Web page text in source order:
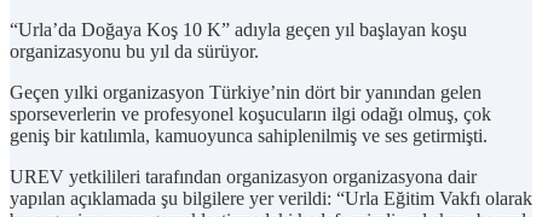
“Urla’da Doğaya Koş 10 K” adıyla geçen yıl başlayan koşu
organizasyonu bu yıl da sürüyor.
Geçen yılki organizasyon Türkiye’nin dört bir yanından gelen
sporseverlerin ve profesyonel koşucuların ilgi odağı olmuş, çok
geniş bir katılımla, kamuoyunca sahiplenilmiş ve ses getirmişti.
UREV yetkilileri tarafından organizasyon organizasyona dair
yapılan açıklamada şu bilgilere yer verildi: “Urla Eğitim Vakfı olarak